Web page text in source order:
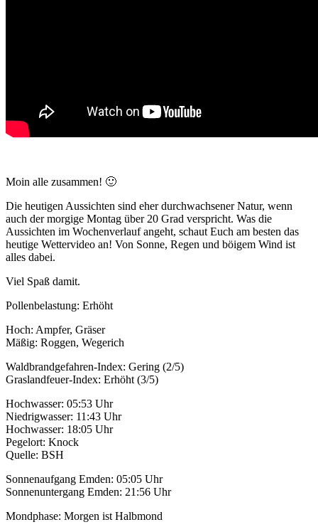
Moin alle zusammen! 🙂
Die heutigen Aussichten sind eher durchwachsener Natur, wenn
auch der morgige Montag über 20 Grad verspricht. Was die
Aussichten im Wochenverlauf angeht, schaut Euch am besten das
heutige Wettervideo an! Von Sonne, Regen und böigem Wind ist
alles dabei.
Viel Spaß damit.
Pollenbelastung: Erhöht
Hoch: Ampfer, Gräser
Mäßig: Roggen, Wegerich
Waldbrandgefahren-Index: Gering (2/5)
Graslandfeuer-Index: Erhöht (3/5)
Hochwasser: 05:53 Uhr
Niedrigwasser: 11:43 Uhr
Hochwasser: 18:05 Uhr
Pegelort: Knock
Quelle: BSH
Sonnenaufgang Emden: 05:05 Uhr
Sonnenuntergang Emden: 21:56 Uhr
Mondphase: Morgen ist Halbmond